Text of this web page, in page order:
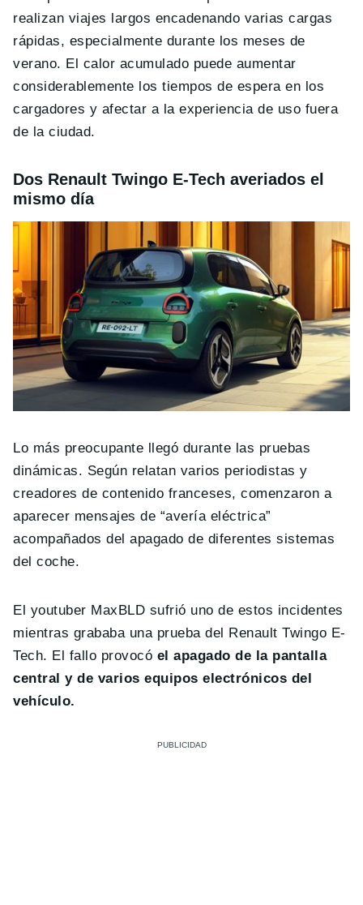
realizan viajes largos encadenando varias cargas
rápidas, especialmente durante los meses de
verano. El calor acumulado puede aumentar
considerablemente los tiempos de espera en los
cargadores y afectar a la experiencia de uso fuera
de la ciudad.
Dos Renault Twingo E-Tech averiados el
mismo día
Lo más preocupante llegó durante las pruebas
dinámicas. Según relatan varios periodistas y
creadores de contenido franceses, comenzaron a
aparecer mensajes de “avería eléctrica”
acompañados del apagado de diferentes sistemas
del coche.
El youtuber MaxBLD sufrió uno de estos incidentes
mientras grababa una prueba del Renault Twingo E-
Tech. El fallo provocó el apagado de la pantalla
central y de varios equipos electrónicos del
vehículo.